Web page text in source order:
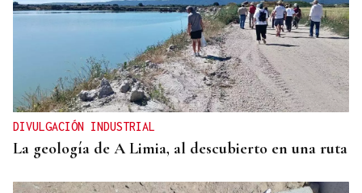
DIVULGACIÓN INDUSTRIAL
La geología de A Limia, al descubierto en una ruta